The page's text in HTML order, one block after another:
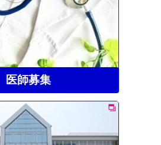
医師募集